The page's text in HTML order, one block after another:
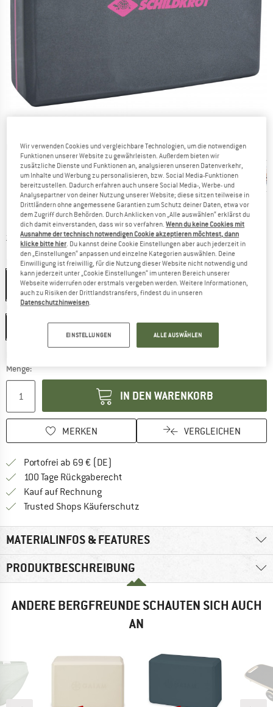
Detailansichten
Preis:
10,00€ inkl. MwSt.
zzgl. VersandkostenInformationen zu den Versandkosten. Öffnet sich in
Farbe:Black
Größe:22,5 x 15 x 7,5 cm
22,5 x 15 x 7,5 cm
Menge:
IN DEN WARENKORB
MERKEN VERGLEICHEN
Portofrei ab 69 € (DE)
100 Tage Rückgaberecht
Kauf auf RechnungFinde die Zahlungs-Infos hier! Öffnet
Trusted Shops Käuferschutz
MATERIALINFOS & FEATURES
PRODUKTBESCHREIBUNG
ANDERE BERGFREUNDE SCHAUTEN SICH AUCH
AN
Wir verwenden Cookies und vergleichbare Technologien, um die notwendigen
Funktionen unserer Website zu gewährleisten. Außerdem bieten wir
zusätzliche Dienste und Funktionen an, analysieren unseren Datenverkehr,
um Inhalte und Werbung zu personalisieren, bzw. Social Media-Funktionen
bereitzustellen. Dadurch erfahren auch unsere Social Media-, Werbe- und
Analysepartner von deiner Nutzung unserer Website; diese sitzen teilweise in
Drittländern ohne angemessene Garantien zum Schutz deiner Daten, etwa vor
dem Zugriff durch Behörden. Durch Anklicken von „Alle auswählen“ erklärst du
dich damit einverstanden, dass wir so verfahren.Wenn du keine Cookies mit
Ausnahme der technisch notwendigen Cookie akzeptieren möchtest, dann
klicke bitte hier. Du kannst deine Cookie Einstellungen aber auch jederzeit in
den „Einstellungen“ anpassen und einzelne Kategorien auswählen. Deine
Einwilligung ist freiwillig, für die Nutzung dieser Website nicht notwendig und
kann jederzeit unter „Cookie Einstellungen“ im unteren Bereich unserer
Webseite widerrufen oder erstmals vergeben werden. Weitere Informationen,
auch zu Risiken der Drittlandstransfers, findest du in unseren
Datenschutzhinweisen.
EINSTELLUNGEN ALLE AUSWÄHLEN